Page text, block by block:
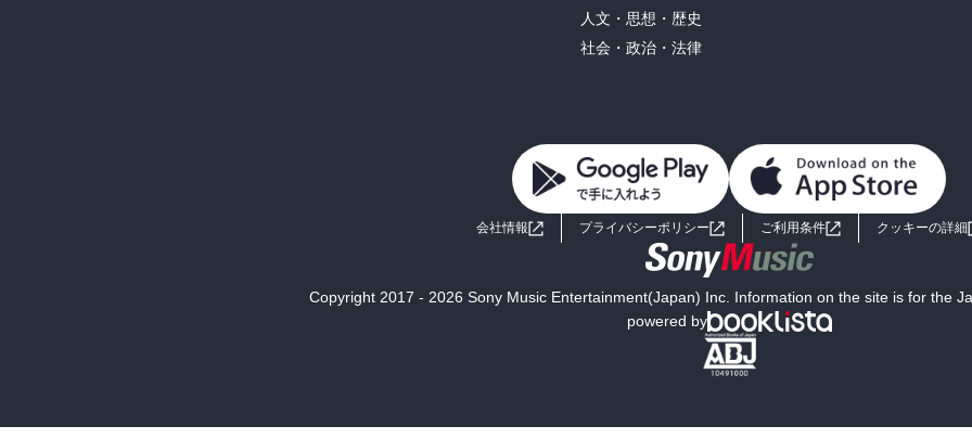
人文・思想・歴史
社会・政治・法律
会社情報 プライバシーポリシー ご利用条件 クッキーの詳細
Copyright 2017 - 2026 Sony Music Entertainment(Japan) Inc. Information on the site is for the
powered by